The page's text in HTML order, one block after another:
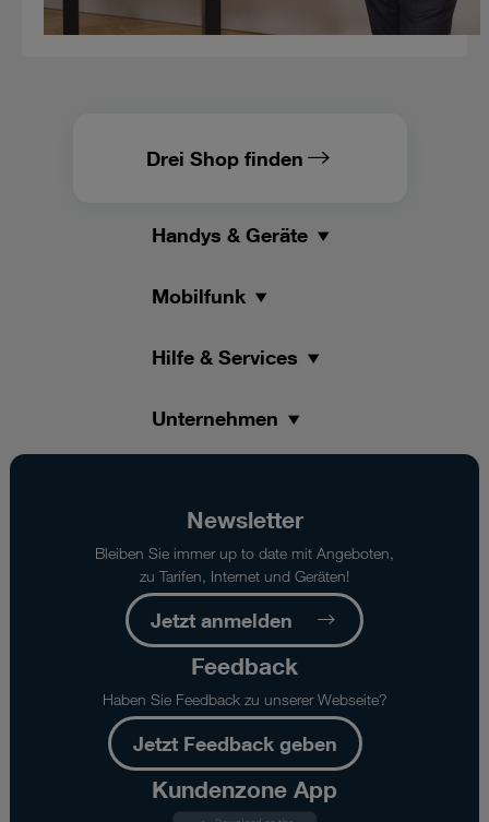
Drei Shop finden
Handys & Geräte
Mobilfunk
Hilfe & Services
Unternehmen
Newsletter
Bleiben Sie immer up to date mit Angeboten,
zu Tarifen, Internet und Geräten!
Jetzt anmelden
Feedback
Haben Sie Feedback zu unserer Webseite?
Jetzt Feedback geben
Kundenzone App